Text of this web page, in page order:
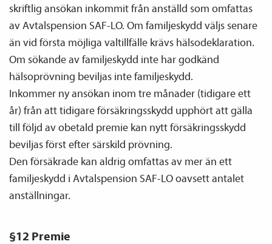
skriftlig ansökan inkommit från anställd som omfattas
av Avtals­pension SAF-LO. Om familje­skydd väljs senare
än vid första möjliga valtillfälle krävs hälsodeklaration.
Om sökande av familje­skydd inte har godkänd
hälsoprövning beviljas inte familje­skydd.
Inkommer ny ansökan inom tre månader (tidigare ett
år) från att tidigare försäkringsskydd upphört att gälla
till följd av obetald premie kan nytt försäkringsskydd
beviljas först efter särskild prövning.
Den försäkrade kan aldrig omfattas av mer än ett
familje­skydd i Avtals­pension SAF-LO oavsett antalet
anställningar.
§12 Premie